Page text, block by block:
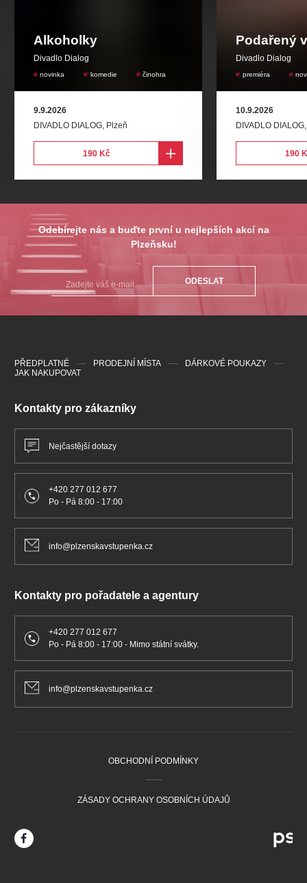
Štokr, cestující 5, civil 2: Adam Lenc
Trumpeta: Aleš Jelínek
Příčná flétna: Veronika Jelínková
Klavír: Alice Lišková
Dramaturgická úprava: Radim Brejcha, Marie Muška
Světla: Michal Herzog
Hudba: Ondřej Beneš
Alkoholky
Divadlo Dialog
novinka komedie činohra
9.9.2026
DIVADLO DIALOG, Plzeň
190 Kč
Podařený
Divadlo Dialog
premiéra
10.9.2026
DIVADLO DIALOG
190
Odebírejte nás a buďte první u nejlepších akcí na
Plzeňsku!
ODESLAT
Kontakty pro zákazníky
Nejčastější dotazy
+420 277 012 677
Po - Pá 8:00 - 17:00
info@plzenskavstupenka.cz
Kontakty pro pořadatele a agentury
+420 277 012 677
Po - Pá 8:00 - 17:00 - Mimo státní svátky.
info@plzenskavstupenka.cz
PŘEDPLATNÉ PRODEJNÍ MÍSTA
DÁRKOVÉ POUKAZY
JAK NAKUPOVAT
OBCHODNÍ PODMÍNKY
ZÁSADY OCHRANY OSOBNÍCH ÚDAJŮ